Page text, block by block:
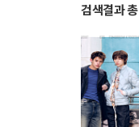
검색결과 총